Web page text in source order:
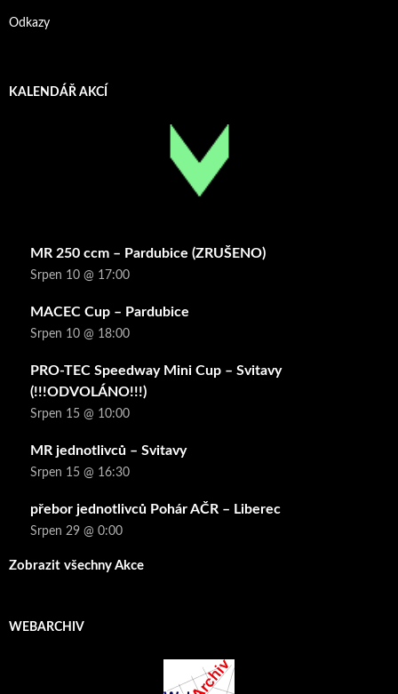
Odkazy
KALENDÁŘ AKCÍ
MR 250 ccm – Pardubice (ZRUŠENO)
Srpen 10 @ 17:00
MACEC Cup – Pardubice
Srpen 10 @ 18:00
PRO-TEC Speedway Mini Cup – Svitavy
(!!!ODVOLÁNO!!!)
Srpen 15 @ 10:00
MR jednotlivců – Svitavy
Srpen 15 @ 16:30
přebor jednotlivců Pohár AČR – Liberec
Srpen 29 @ 0:00
Zobrazit všechny Akce
WEBARCHIV